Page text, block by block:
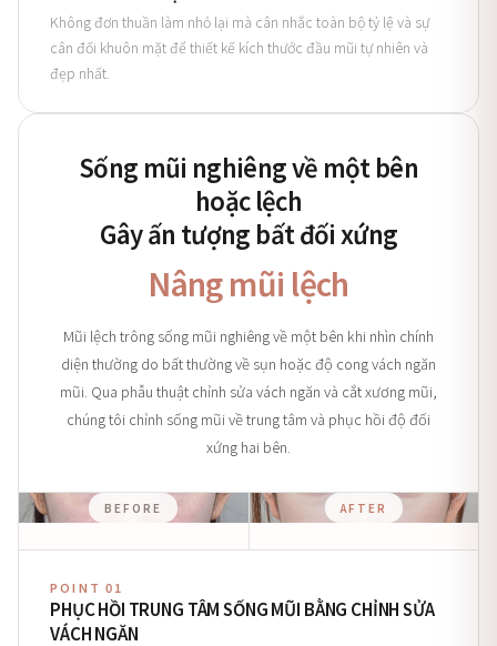
Không đơn thuần làm nhỏ lại mà cân nhắc toàn bộ tỷ lệ và sự
cân đối khuôn mặt để thiết kế kích thước đầu mũi tự nhiên và
đẹp nhất.
Sống mũi nghiêng về một bên
hoặc lệch
Gây ấn tượng bất đối xứng
Nâng mũi lệch
Mũi lệch trông sống mũi nghiêng về một bên khi nhìn chính
diện thường do bất thường về sụn hoặc độ cong vách ngăn
mũi. Qua phẫu thuật chỉnh sửa vách ngăn và cắt xương mũi,
chúng tôi chỉnh sống mũi về trung tâm và phục hồi độ đối
xứng hai bên.
BEFORE AFTER
POINT 01
PHỤC HỒI TRUNG TÂM SỐNG MŨI BẰNG CHỈNH SỬA
VÁCH NGĂN